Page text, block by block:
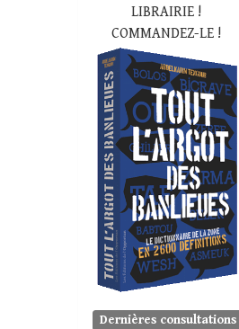
LIBRAIRIE !
COMMANDEZ-LE !
Dernières consultations